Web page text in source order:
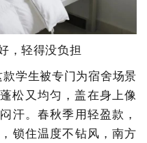
，轻得没负担
学生被专门为宿舍场景
松又均匀，盖在身上像
汗。春秋季用轻盈款，
锁住温度不钻风，南方